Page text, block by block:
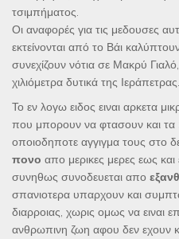
τσιμπήματος.
Οι αναφορές για τις μεδουσες
εκτείνονται από το Βάι
συνεχίζουν νότια σε Μακρύ
χιλιόμετρα δυτικά της Ιεράπετρας.
Το εν λογω ειδος ειναι αρκετα
που μπορουν να φτασουν και τα
οποιοδηποτε αγγιγμα τους στο
πονο απο μερικες μερες εως
συνηθως συνοδευεται απο
σπανιοτερα υπαρχουν και
διαρροιας, χωρις ομως να ειναι
ανθρωπινη ζωη αφου δεν εχουν